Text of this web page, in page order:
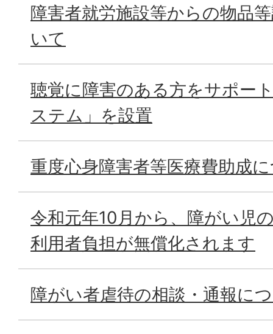
障害者就労施設等からの物品
いて
聴覚に障害のある方をサポー
ステム」を設置
重度心身障害者等医療費助成
令和元年10月から、障がい児
利用者負担が無償化されます
障がい者虐待の相談・通報に